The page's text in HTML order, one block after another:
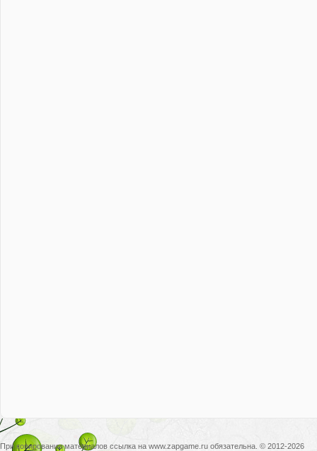
При копировании материалов ссылка на www.zapgame.ru обязательна. © 2012-2026